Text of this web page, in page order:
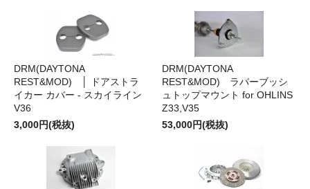
DRM(DAYTONA
REST&MOD) │ ドアストラ
イカー カバー - スカイライン
V36
3,000円(税抜)
DRM(DAYTONA
REST&MOD) ラバーブッシ
ュトップマウント for OHLINS
Z33,V35
53,000円(税抜)